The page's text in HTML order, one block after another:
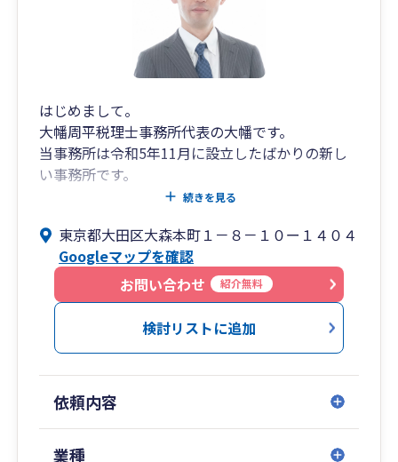
はじめまして。
大幡周平税理士事務所代表の大幡です。
当事務所は令和5年11月に設立したばかりの新し
い事務所です。
応えるため、
信頼できる他の専門家と連携し、総合的にお客様
をサポートすることをモットーとしております。
続きを見る
東京都大田区大森本町１－８－１０ー１４０４
Googleマップを確認
お問い合わせ
紹介無料
検討リストに追加
依頼内容
業種